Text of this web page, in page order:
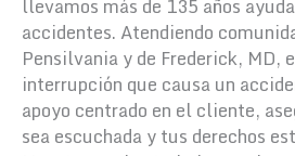
accidentes. Atendiendo
Pensilvania y de Frederick, MD,
interrupción que causa un
apoyo centrado en el cliente,
sea escuchada y tus derechos